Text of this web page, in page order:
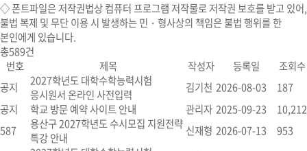
◇폰트파일은 저작권법상 컴퓨터 프로그램 저작물로 저작권 보호를 받고 있어,
불법 복제 및 무단 이용 시 발생하는 민・형사상의 책임은 불법 행위를 한
본인에게 있습니다.
총589건
번호
제목 작성자 등록일
조회수
공지
2027학년도 대학수학능력시험
응시원서 온라인 사전입력
김기천 2026-08-03
187
공지
학교 방문 예약 사이트 안내 관리자 2025-09-23
10,212
587
용산구 2027학년도 수시모집 지원전략
특강 안내
신재형 2026-07-13
953